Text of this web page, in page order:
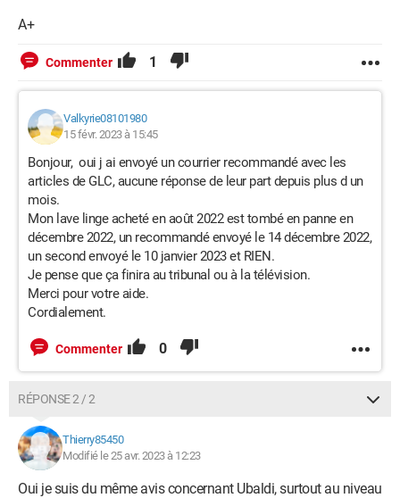
A+
Commenter 1
Valkyrie08101980
15 févr. 2023 à 15:45
Bonjour, oui j ai envoyé un courrier recommandé avec les
articles de GLC, aucune réponse de leur part depuis plus d un
mois.
Mon lave linge acheté en août 2022 est tombé en panne en
décembre 2022, un recommandé envoyé le 14 décembre 2022,
un second envoyé le 10 janvier 2023 et RIEN.
Je pense que ça finira au tribunal ou à la télévision.
Merci pour votre aide.
Cordialement.
Commenter 0
RÉPONSE 2 / 2
Thierry85450
Modifié le 25 avr. 2023 à 12:23
Oui je suis du même avis concernant Ubaldi, surtout au niveau